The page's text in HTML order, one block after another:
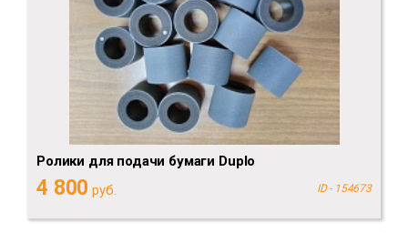
Ролики для подачи бумаги Duplo
4 800 руб. ID - 154673